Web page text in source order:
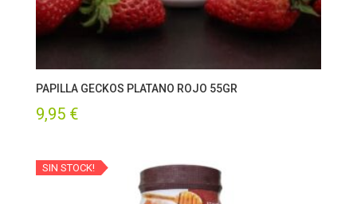
PAPILLA GECKOS PLATANO ROJO 55GR
9,95 €
SIN STOCK!